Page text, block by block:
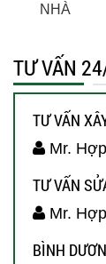
NHÀ
TƯ VẤN
TƯ VẤN
Mr.
TƯ VẤN
Mr.
BÌNH